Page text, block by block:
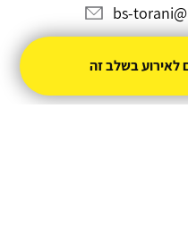
bs-
לאירוע בשלב זה